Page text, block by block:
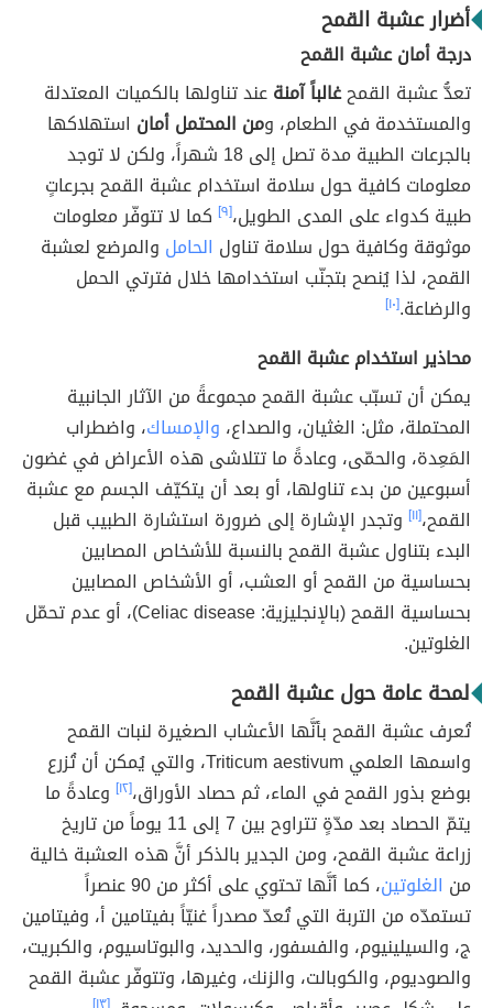
أضرار عشبة القمح
درجة أمان عشبة القمح
تعدُّ عشبة القمحغالباً آمنةعند تناولها بالكميات المعتدلة
والمستخدمة في الطعام، ومن المحتمل أمان استهلاكها
بالجرعات الطبية مدة تصل إلى 18 شهراً، ولكن لا توجد
معلومات كافية حول سلامة استخدام عشبة القمح بجرعاتٍ
طبية كدواء على المدى الطويل،[٩]
كما لا تتوفّر معلومات
موثوقة وكافية حول سلامة تناول الحامل والمرضع لعشبة
القمح، لذا يُنصح بتجنّب استخدامها خلال فترتي الحمل
والرضاعة.[١٠]
محاذير استخدام عشبة القمح
يمكن أن تسبّب عشبة القمح مجموعةً من الآثار الجانبية
المحتملة، مثل: الغثيان، والصداع، والإمساك، واضطراب
المَعِدة، والحمّى، وعادةً ما تتلاشى هذه الأعراض في غضون
أسبوعين من بدء تناولها، أو بعد أن يتكيّف الجسم مع عشبة
القمح،[١١]
وتجدر الإشارة إلى ضرورة استشارة الطبيب قبل
البدء بتناول عشبة القمح بالنسبة للأشخاص المصابين
بحساسية من القمح أو العشب، أو الأشخاص المصابين
بحساسية القمح (بالإنجليزية: Celiac disease)، أو عدم تحمّل
الغلوتين.
لمحة عامة حول عشبة القمح
تُعرف عشبة القمح بأنَّها الأعشاب الصغيرة لنبات القمح
واسمها العلمي Triticum aestivum، والتي يُمكن أن تُزرع
بوضع بذور القمح في الماء، ثم حصاد الأوراق،[١٢]
وعادةً ما
يتمّ الحصاد بعد مدّةٍ تتراوح بين 7 إلى 11 يوماً من تاريخ
زراعة عشبة القمح، ومن الجدير بالذكر أنَّ هذه العشبة خالية
من الغلوتين
، كما أنَّها تحتوي على أكثر من 90 عنصراً
تستمدّه من التربة التي تُعدّ مصدراً غنيّاً بفيتامين أ، وفيتامين
ج، والسيلينيوم، والفسفور، والحديد، والبوتاسيوم، والكبريت،
والصوديوم، والكوبالت، والزنك، وغيرها، وتتوفّر عشبة القمح